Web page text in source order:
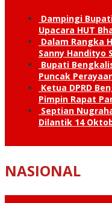
Dampingi
Upacara HUT
Dalam Rangka
Sanny Handityo
Bupati
Puncak
Ketua DPRD
Pimpin Rapat
Septian
Dilantik 14
NASIONAL